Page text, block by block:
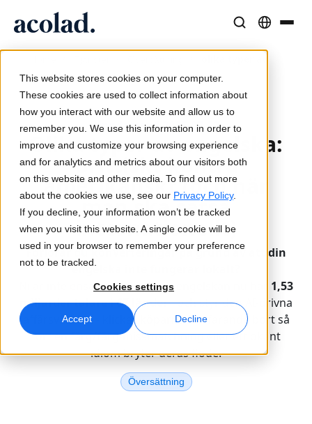
This website stores cookies on your computer.
These cookies are used to collect information about
how you interact with our website and allow us to
remember you. We use this information in order to
improve and customize your browsing experience
and for analytics and metrics about our visitors both
on this website and other media. To find out more
about the cookies we use, see our Privacy Policy.
If you decline, your information won’t be tracked
when you visit this website. A single cookie will be
used in your browser to remember your preference
not to be tracked.
Cookies settings
Accept Decline
Översättning
AI-hastighet, mänsklig precision
Tolkning
Sömlös kommunikation var som helst
Media och underhållning
Ta berättelser till varje skärm
Konsult- och outsourcingtjänster
Nå och konvertera globalt
Lia Translate
Omedelbara översättningar i linje med ert varumärke
Anslutning
Arbetsflödesintegration gjord enkel
AI-tolkning
Röstöversättning i realtid
Kvalitetssäkring
Effektiv dubbning i stor skala
Kundcase
Verkliga resultat från våra kunder
Artiklar
Expertperspektiv på globalt innehåll
E-böcker
Fördjupande guider och strategier
Webbinarier on demand
Om Acolad
Hållbarhet
Partners
Nyheter
engelska
Uppdaterad 2025-07-22
Olika typer av engelska:
Brittiskt kontra
amerikanskt (och när
man ska satsa
internationellt)
Förlorar du konverteringar på grund av att din
engelska inte fungerar lokalt?
Ni är inte ensamma. Även om engelskan nu har 1,53
miljarder talare i 67 länder- och styr den AI-drivna
affärsvärlden - klickar köparna fortfarande bort så
fort en färg/färg-missmatchning eller ett okänt
idiom bryter deras flöde.
Översättning